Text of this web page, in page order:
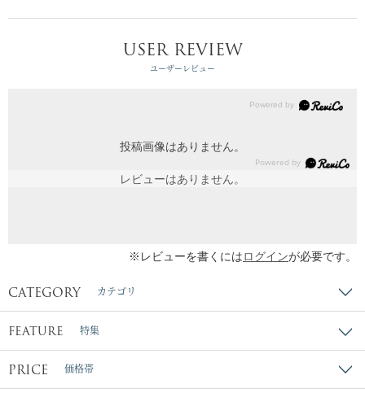
USER REVIEW
ユーザーレビュー
投稿画像はありません。
レビューはありません。
※レビューを書くにはログインが必要です。
CATEGORY カテゴリ
FEATURE 特集
PRICE 価格帯